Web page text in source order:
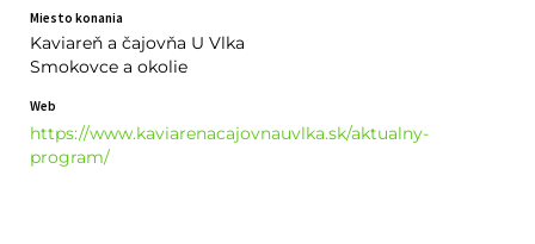
Miesto konania
Kaviareň a čajovňa U Vlka
Smokovce a okolie
Web
https://www.kaviarenacajovnauvlka.sk/aktualny-
program/